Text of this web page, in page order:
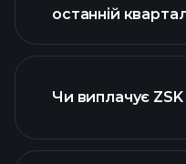
останній
Чи виплачує